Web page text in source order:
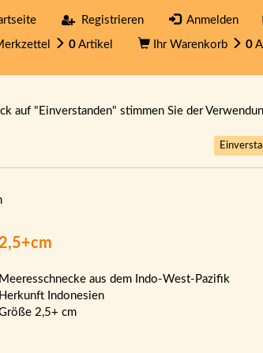
Registrieren Anmelden
0 Artikel Ihr Warenkorb 0
auf "Einverstanden" stimmen Sie der
Meeresschnecke aus dem Indo-West-Pazifik
Herkunft Indonesien
2,5+ cm